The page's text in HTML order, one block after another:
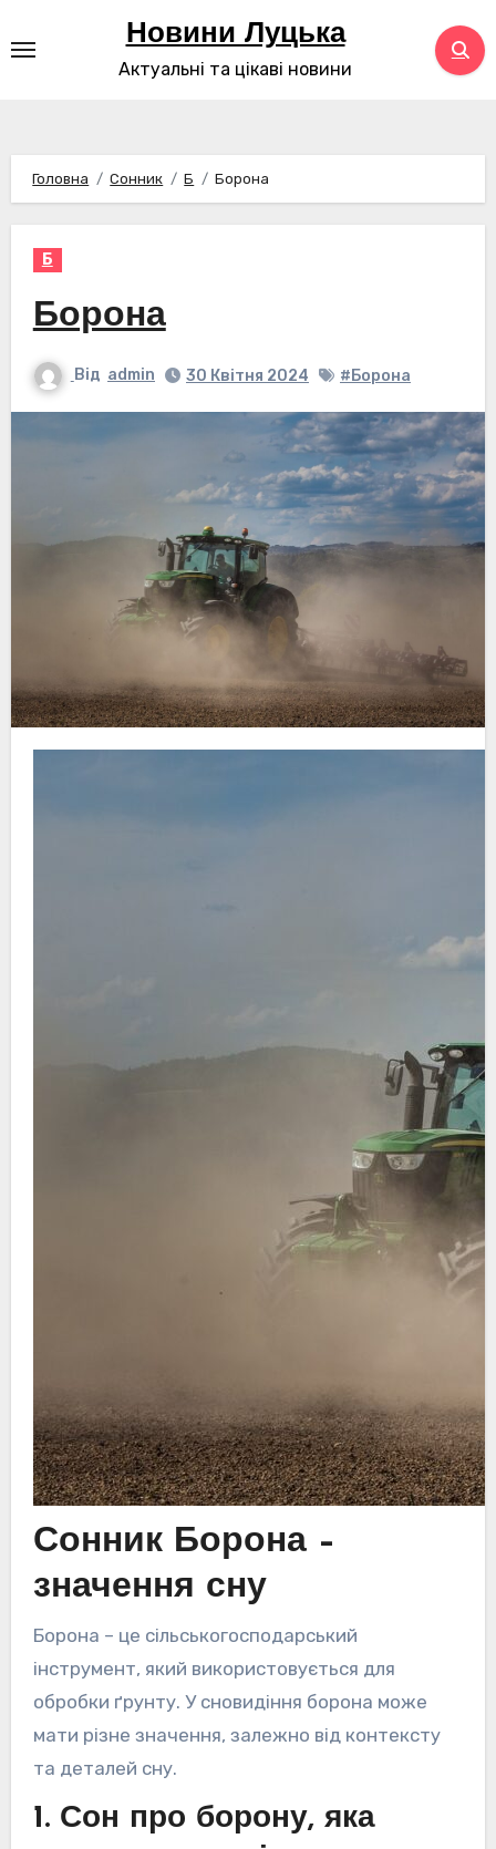
до
Новини Луцька
Актуальні та цікаві новини
Головна Сонник Б Борона
Б
Борона
Від admin 30 Квітня 2024 #Борона
Сонник Борона –
значення сну
Борона – це сільськогосподарський
інструмент, який використовується для
обробки ґрунту. У сновидіння борона може
мати різне значення, залежно від контексту
та деталей сну.
1. Сон про борону, яка